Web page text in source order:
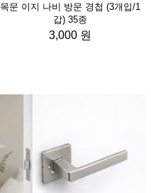
목문 이지 나비 방문 경첩 (3개입/1
갑) 35종
3,000 원